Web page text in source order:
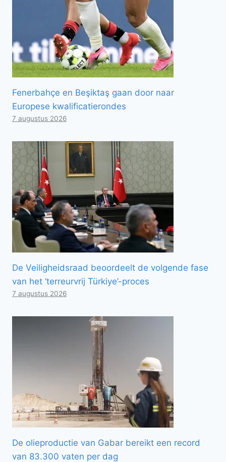
Fenerbahçe en Beşiktaş gaan door naar
Europese kwalificatierondes
7 augustus 2026
De Veiligheidsraad beoordeelt de volgende fase
van het ‘terreurvrij Türkiye’-proces
7 augustus 2026
De olieproductie van Gabar bereikt een record
van 83.300 vaten per dag